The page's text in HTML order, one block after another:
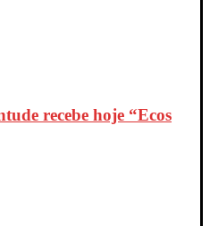
recebe hoje “Ecos